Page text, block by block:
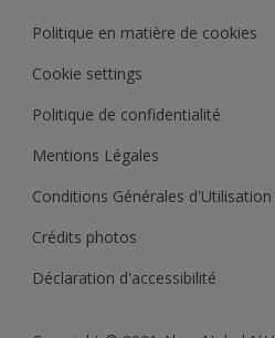
Politique en matière de cookies
Cookie settings
Politique de confidentialité
Mentions Légales
Conditions Générales d'Utilisation
Crédits photos
Déclaration d'accessibilité